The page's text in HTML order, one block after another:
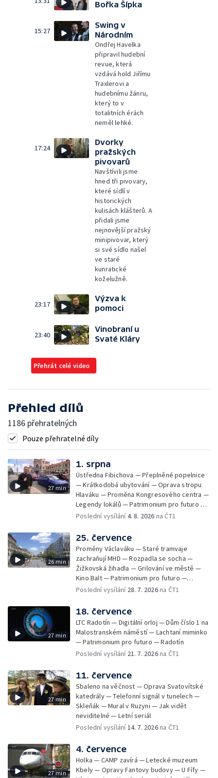
Bořka Šípka
15:27
Swing v
Národním
Ondřej Havelka
připravil hudební
revue, která
vzdává hold Jiřímu
Traxlerovi a
hudebnímu žánru,
který to v
totalitních érách
neměl lehké.
17:24
Dvorky
pražských
pivovarů
Navštívili jsme
hned tři pivovary,
které sídlí v
historických
kulisách klášterů. A
přidali jsme
nejnovější pražský
minipivovar, který
si své sídlo našel
ve staré
kunratické
koželužně.
23:17
Výzva k
pomoci
23:40
Vinobraní u
Svaté Kláry
Přehrát celé video
Přehled dílů
1186 přehratelných
Pouze přehratelné díly
27 min
1. srpna
Ústředna Fibichova — Přeplněné popelnice
— Krátkodobá ubytování — Oprava stropu
Hlaváku — Proměna Kongresového centra —
Legendy lokálů — Patrimonium pro futuro —
Kolovraty
Poslední vysílání4. 8. 2026 na ČT1
26 min
25. července
Proměny Václaváku — Staré tramvaje
zachraňují MHD — Rozpadla se socha —
Žižkovská žihadla — Grilování ve městě —
Kino Balt — Patrimonium pro futuro —
Třebonice
Poslední vysílání 28. 7. 2026na ČT1
27 min
18. července
LTC Radotín — Digitální orloj — Dům číslo 1 na
Malostranském náměstí — Lachtaní miminko
— Patrimonium pro futuro — Radotín
Poslední vysílání 21. 7. 2026na ČT1
27 min
11. července
Sbaleno na věčnost — Oprava Svatovítské
katedrály — Telefonní signál v tunelech —
Skleňák — Mural v Ruzyni — Jak vidět
neviditelné — Letní seriál
Poslední vysílání14. 7. 2026na ČT1
27 min
4. července
Holka — CAMP zavírá — Letecké muzeum
Kbely — Opravy Fantovy budovy — U Fífy —